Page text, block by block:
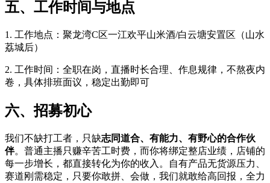
五、工作时间与地点
1. 工作地点：聚龙湾C区一江欢平山米酒/白云塘安置区（山水
荔城后）
2. 工作时间：全职在岗，直播时长合理、作息规律，不熬夜内
卷，具体排班面议，稳定出勤即可
六、招募初心
我们不缺打工者，只缺志同道合、有能力、有野心的合作伙
伴。普通主播只赚辛苦工时费，而你将绑定整店业绩，店铺的
每一步增长，都直接转化为你的收入。自有产品无货源压力、
赛道刚需稳定，只要你敢拼、会做，我们就敢给高回报，全力